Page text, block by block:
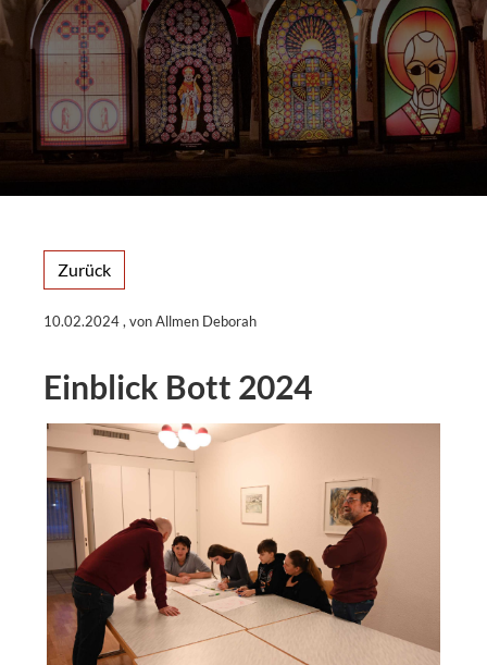
Zurück
10.02.2024, von Allmen Deborah
Einblick Bott 2024